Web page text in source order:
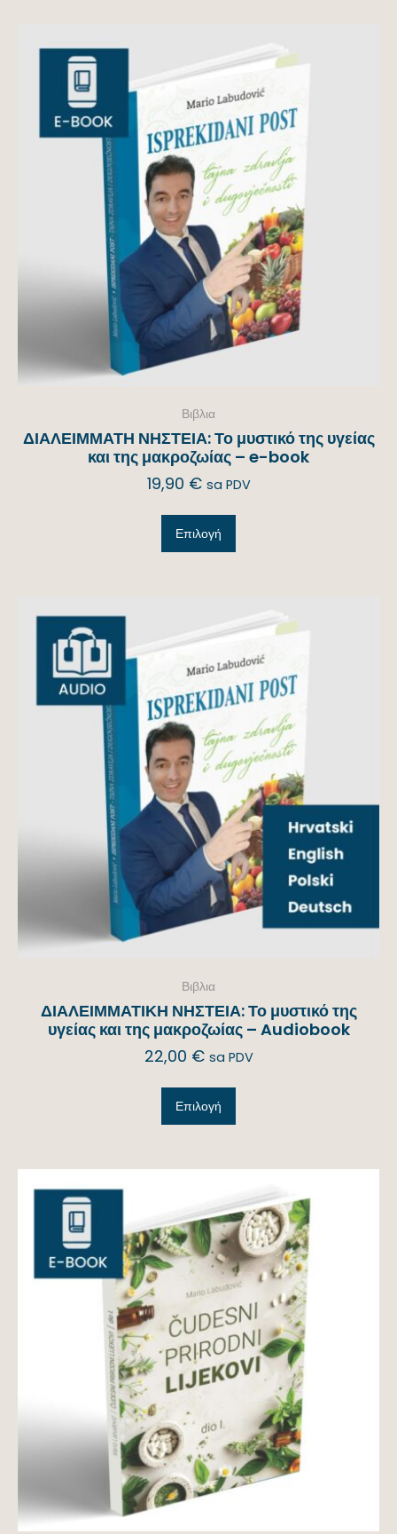
Βιβλια
ΔΙΑΛΕΙΜΜΑΤΗ ΝΗΣΤΕΙΑ: Το μυστικό της υγείας
και της μακροζωίας – e-book
19,90 € sa PDV
Επιλογή
Βιβλια
ΔΙΑΛΕΙΜΜΑΤΙΚΗ ΝΗΣΤΕΙΑ: Το μυστικό της
υγείας και της μακροζωίας – Audiobook
22,00 € sa PDV
Επιλογή